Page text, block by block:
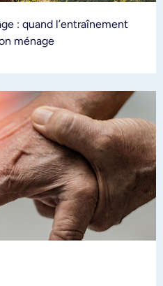
: quand l’entraînement
ménage